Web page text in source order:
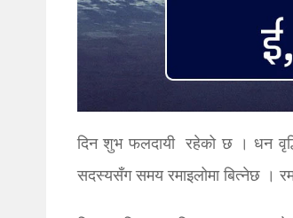
दिन शुभ फलदायी रहेको छ । धन
सदस्यसँग समय रमाइलोमा बित्नेछ ।